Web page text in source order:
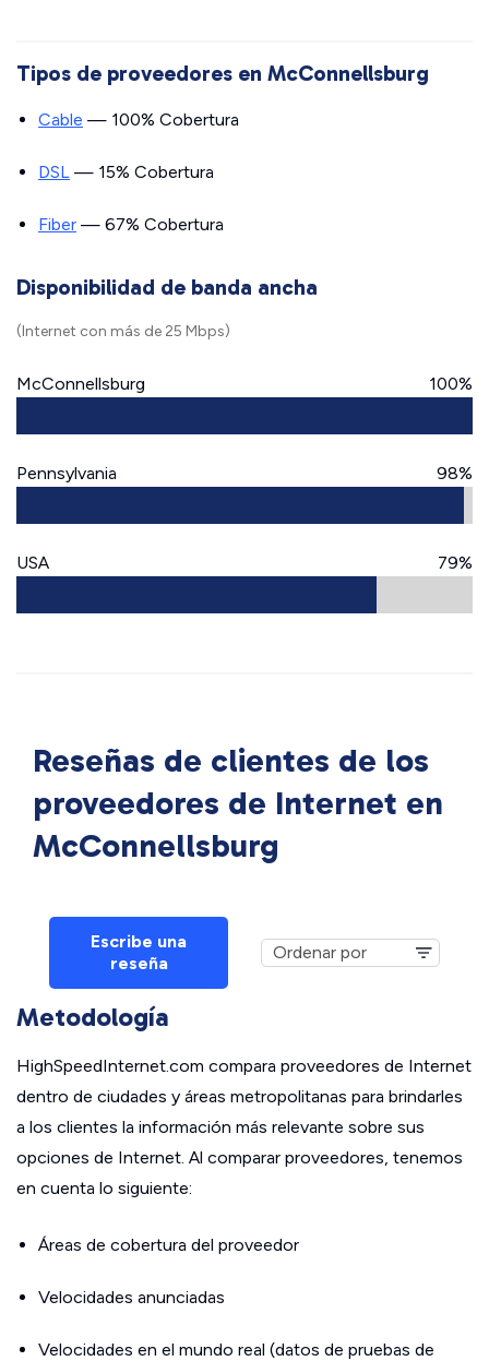
Tipos de proveedores en McConnellsburg
Cable — 100% Cobertura
DSL — 15% Cobertura
Fiber — 67% Cobertura
Disponibilidad de banda ancha
(Internet con más de 25 Mbps)
McConnellsburg 100%
Pennsylvania 98%
USA 79%
Reseñas de clientes de los
proveedores de Internet en
McConnellsburg
Escribe una
reseña
Metodología
HighSpeedInternet.com compara proveedores de Internet
dentro de ciudades y áreas metropolitanas para brindarles
a los clientes la información más relevante sobre sus
opciones de Internet. Al comparar proveedores, tenemos
en cuenta lo siguiente:
Áreas de cobertura del proveedor
Velocidades anunciadas
Velocidades en el mundo real (datos de pruebas de